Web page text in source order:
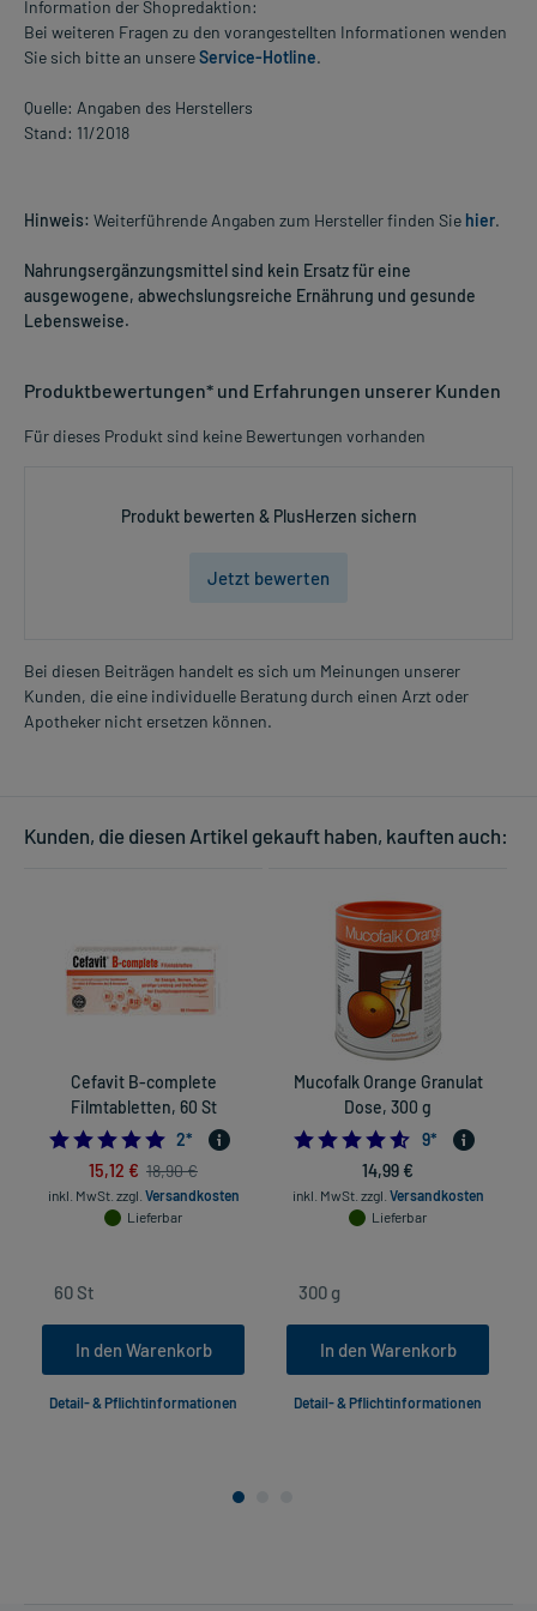
Information der Shopredaktion:
Bei weiteren Fragen zu den vorangestellten Informationen wenden
Sie sich bitte an unsereService-Hotline.
Quelle: Angaben des Herstellers
Stand: 11/2018
Hinweis: Weiterführende Angaben zum Hersteller finden Sie hier.
Nahrungsergänzungsmittel sind kein Ersatz für eine
ausgewogene, abwechslungsreiche Ernährung und gesunde
Lebensweise.
Produktbewertungen* und Erfahrungen unserer Kunden
Für dieses Produkt sind keine Bewertungen vorhanden
Produkt bewerten & PlusHerzen sichern
Jetzt bewerten
Bei diesen Beiträgen handelt es sich um Meinungen unserer
Kunden, die eine individuelle Beratung durch einen Arzt oder
Apotheker nicht ersetzen können.
Kunden, die diesen Artikel gekauft haben, kauften auch:
Cefavit B-complete
Filmtabletten, 60 St
5.0
2*
15,12 € 18,90 €
inkl. MwSt. zzgl. Versandkosten
Lieferbar
In den Warenkorb
Detail- & Pflichtinformationen
Mucofalk Orange Granulat
Dose, 300 g
9*
14,99 €
inkl. MwSt. zzgl. Versandkosten
Lieferbar
In den Warenkorb
Detail- & Pflichtinformationen